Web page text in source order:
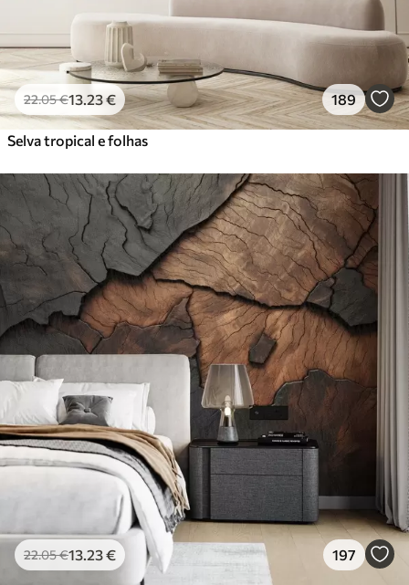
22.05€13.23€ 189
Selva tropical e folhas
22.05€13.23€ 197